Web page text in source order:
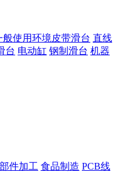
般使用环境皮带滑台 直线
台 电动缸 钢制滑台 机器
件加工 食品制造 PCB线